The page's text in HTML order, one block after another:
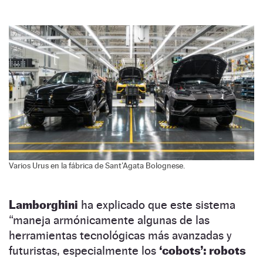
Varios Urus en la fábrica de Sant’Agata Bolognese.
Lamborghini ha explicado que este sistema
“maneja armónicamente algunas de las
herramientas tecnológicas más avanzadas y
futuristas, especialmente los ‘cobots’: robots